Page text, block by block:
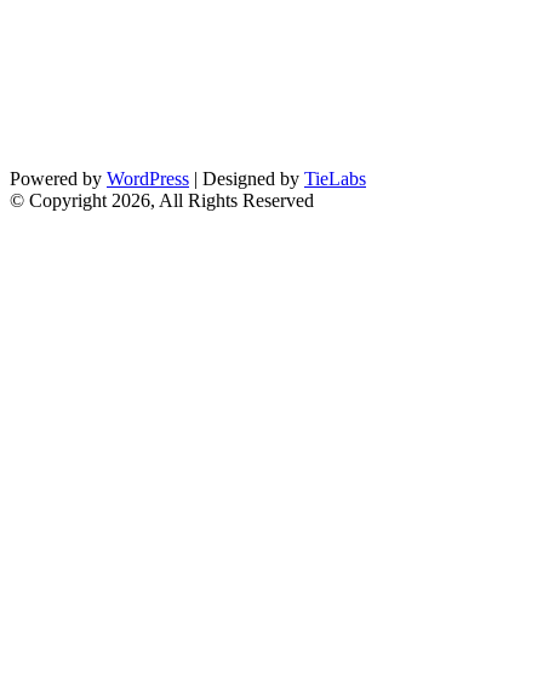
Powered by WordPress | Designed by TieLabs
© Copyright 2026, All Rights Reserved